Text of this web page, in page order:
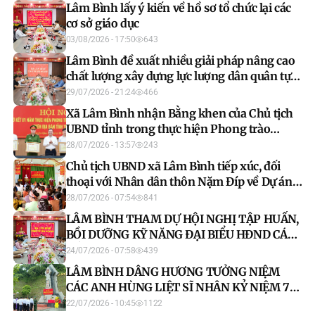
Lâm Bình lấy ý kiến về hồ sơ tổ chức lại các
cơ sở giáo dục
03/08/2026 - 17:50 643
Lâm Bình đề xuất nhiều giải pháp nâng cao
chất lượng xây dựng lực lượng dân quân tự
vệ
29/07/2026 - 21:24 466
Xã Lâm Bình nhận Bằng khen của Chủ tịch
UBND tỉnh trong thực hiện Phong trào
“Bình dân học vụ số”
28/07/2026 - 13:57 243
Chủ tịch UBND xã Lâm Bình tiếp xúc, đối
thoại với Nhân dân thôn Nặm Đíp về Dự án
khai thác hầm lò khoáng sản mỏ Nặm Chá
28/07/2026 - 07:54 841
LÂM BÌNH THAM DỰ HỘI NGHỊ TẬP HUẤN,
BỒI DƯỠNG KỸ NĂNG ĐẠI BIỂU HĐND CÁC
CẤP NĂM 2026
24/07/2026 - 07:58 439
LÂM BÌNH DÂNG HƯƠNG TƯỞNG NIỆM
CÁC ANH HÙNG LIỆT SĨ NHÂN KỶ NIỆM 79
NĂM NGÀY THƯƠNG BINH - LIỆT SĨ
22/07/2026 - 10:45 1122